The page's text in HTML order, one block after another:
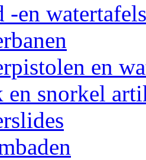
-en watertafels
en
en snorkel